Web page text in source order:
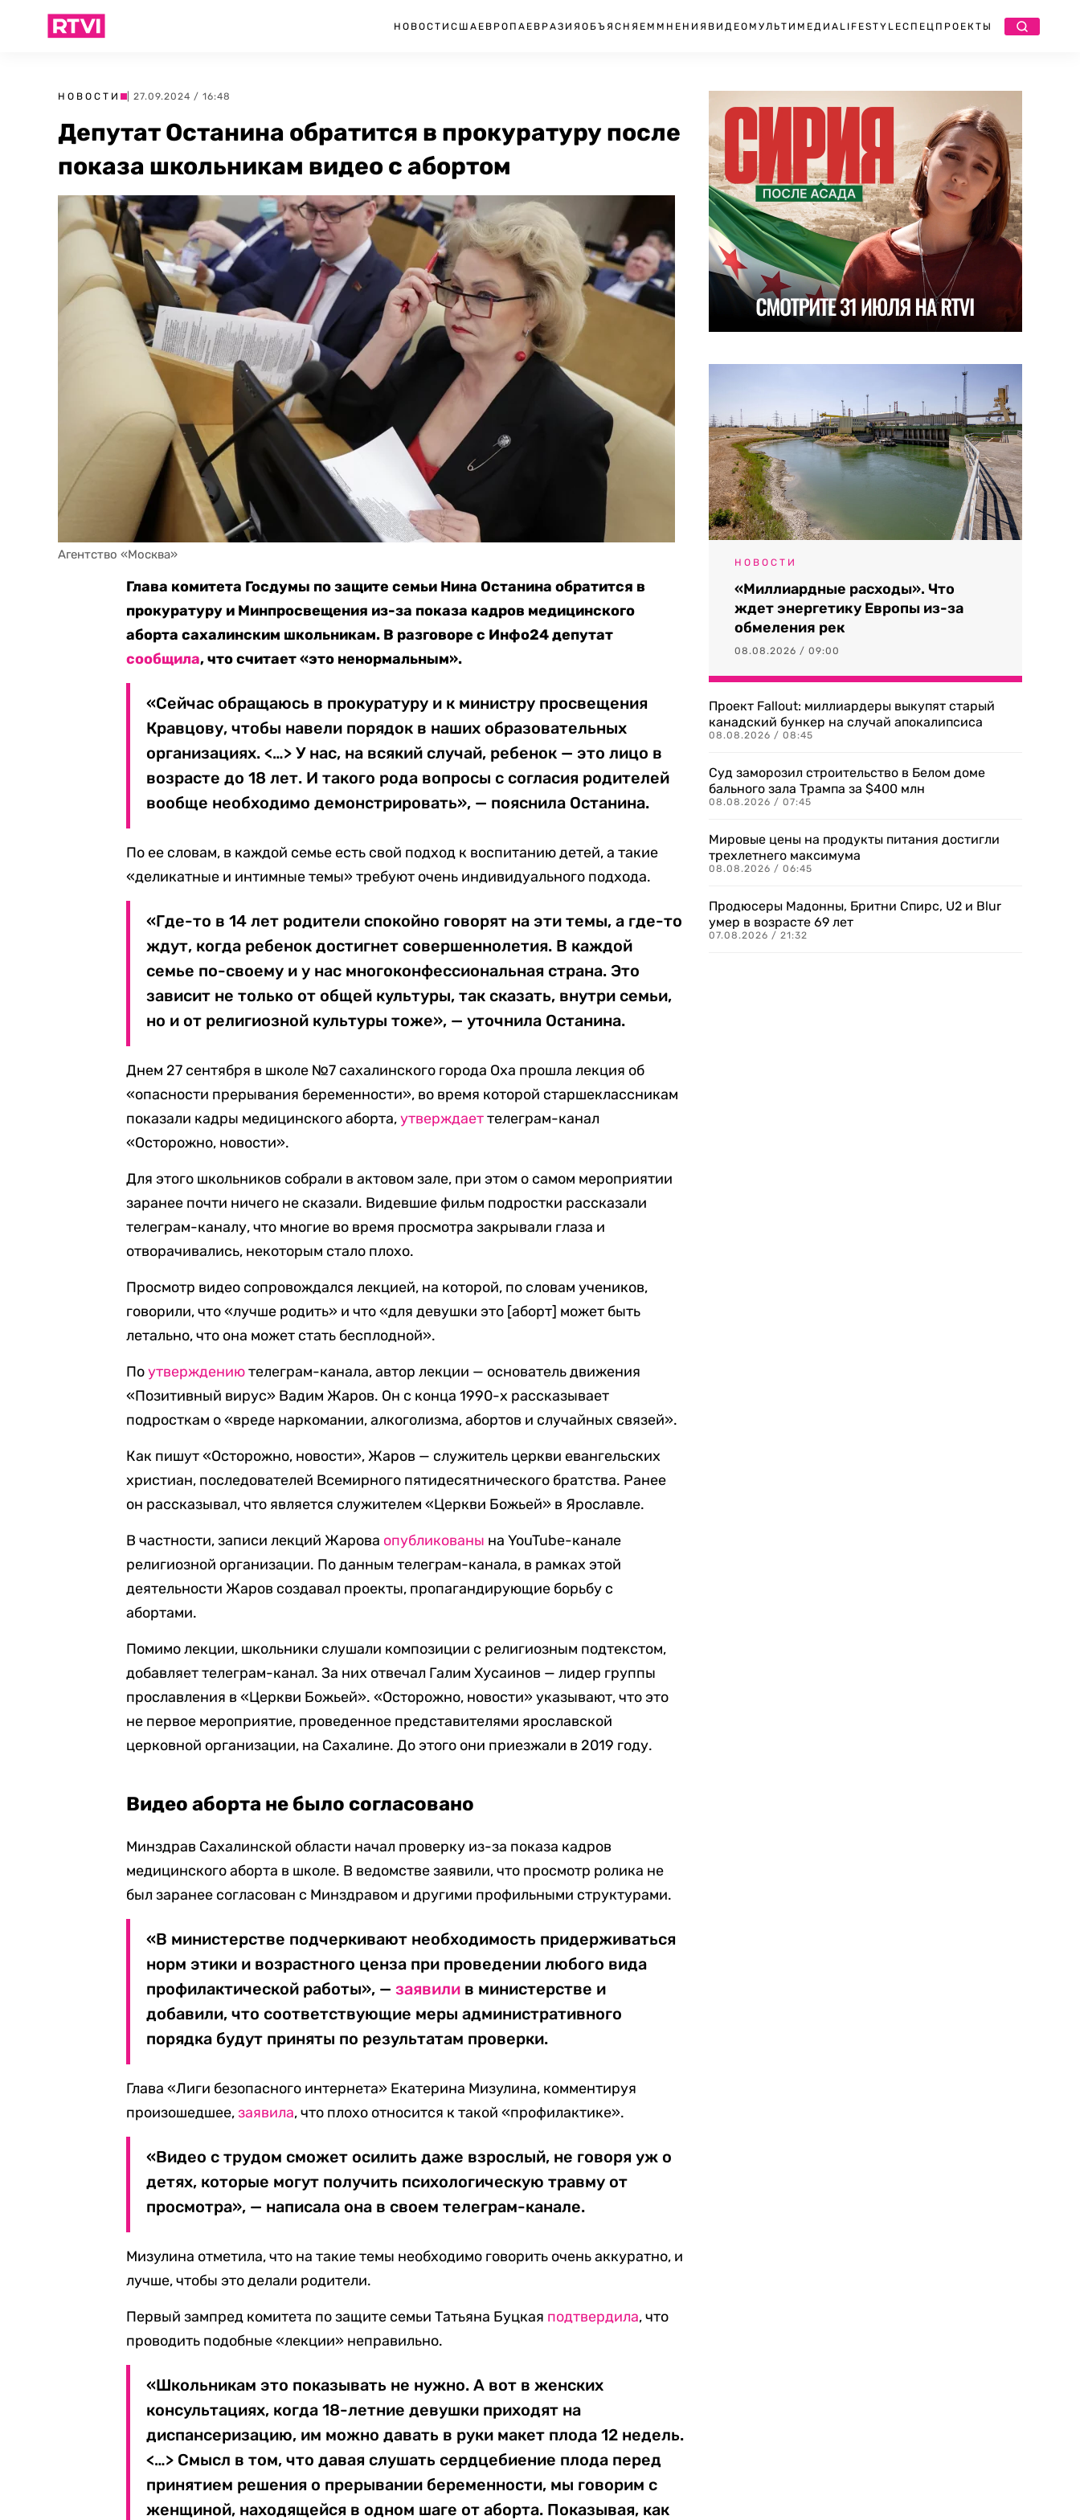
НОВОСТИ США ЕВРОПА ЕВРАЗИЯ ОБЪЯСНЯЕМ МНЕНИЯ ВИДЕО МУЛЬТИМЕДИА LIFESTYLEСПЕЦПРОЕКТЫ
НОВОСТИ | 27.09.2024 / 16:48
Депутат Останина обратится в прокуратуру после
показа школьникам видео с абортом
Агентство «Москва»
Глава комитета Госдумы по защите семьи Нина Останина обратится в
прокуратуру и Минпросвещения из-за показа кадров медицинского
аборта сахалинским школьникам. В разговоре с Инфо24 депутат
сообщила, что считает «это ненормальным».
«Сейчас обращаюсь в прокуратуру и к министру просвещения
Кравцову, чтобы навели порядок в наших образовательных
организациях. <…> У нас, на всякий случай, ребенок — это лицо в
возрасте до 18 лет. И такого рода вопросы с согласия родителей
вообще необходимо демонстрировать», — пояснила Останина.
По ее словам, в каждой семье есть свой подход к воспитанию детей, а такие
«деликатные и интимные темы» требуют очень индивидуального подхода.
«Где-то в 14 лет родители спокойно говорят на эти темы, а где-то
ждут, когда ребенок достигнет совершеннолетия. В каждой
семье по-своему и у нас многоконфессиональная страна. Это
зависит не только от общей культуры, так сказать, внутри семьи,
но и от религиозной культуры тоже», — уточнила Останина.
Днем 27 сентября в школе №7 сахалинского города Оха прошла лекция об
«опасности прерывания беременности», во время которой старшеклассникам
показали кадры медицинского аборта,утверждаеттелеграм-канал
«Осторожно, новости».
Для этого школьников собрали в актовом зале, при этом о самом мероприятии
заранее почти ничего не сказали. Видевшие фильм подростки рассказали
телеграм-каналу, что многие во время просмотра закрывали глаза и
отворачивались, некоторым стало плохо.
Просмотр видео сопровождался лекцией, на которой, по словам учеников,
говорили, что «лучше родить» и что «для девушки это [аборт] может быть
летально, что она может стать бесплодной».
Поутверждениютелеграм-канала, автор лекции — основатель движения
«Позитивный вирус» Вадим Жаров. Он с конца 1990-х рассказывает
подросткам о «вреде наркомании, алкоголизма, абортов и случайных связей».
Как пишут «Осторожно, новости», Жаров — служитель церкви евангельских
христиан, последователей Всемирного пятидесятнического братства. Ранее
он рассказывал, что является служителем «Церкви Божьей» в Ярославле.
В частности, записи лекций Жарова опубликованы на YouTube-канале
религиозной организации. По данным телеграм-канала, в рамках этой
деятельности Жаров создавал проекты, пропагандирующие борьбу с
абортами.
Помимо лекции, школьники слушали композиции с религиозным подтекстом,
добавляет телеграм-канал. За них отвечал Галим Хусаинов — лидер группы
прославления в «Церкви Божьей». «Осторожно, новости» указывают, что это
не первое мероприятие, проведенное представителями ярославской
церковной организации, на Сахалине. До этого они приезжали в 2019 году.
Видео аборта не было согласовано
Минздрав Сахалинской области начал проверку из-за показа кадров
медицинского аборта в школе. В ведомстве заявили, что просмотр ролика не
был заранее согласован с Минздравом и другими профильными структурами.
«В министерстве подчеркивают необходимость придерживаться
норм этики и возрастного ценза при проведении любого вида
профилактической работы», —заявили в министерстве и
добавили, что соответствующие меры административного
порядка будут приняты по результатам проверки.
Глава «Лиги безопасного интернета» Екатерина Мизулина, комментируя
произошедшее,заявила, что плохо относится к такой «профилактике».
«Видео с трудом сможет осилить даже взрослый, не говоря уж о
детях, которые могут получить психологическую травму от
просмотра», — написала она в своем телеграм-канале.
Мизулина отметила, что на такие темы необходимо говорить очень аккуратно, и
лучше, чтобы это делали родители.
Первый зампред комитета по защите семьи Татьяна Буцкая подтвердила, что
проводить подобные «лекции» неправильно.
«Школьникам это показывать не нужно. А вот в женских
консультациях, когда 18-летние девушки приходят на
диспансеризацию, им можно давать в руки макет плода 12 недель.
<…> Смысл в том, что давая слушать сердцебиение плода перед
принятием решения о прерывании беременности, мы говорим с
женщиной, находящейся в одном шаге от аборта. Показывая, как
НОВОСТИ
«Миллиардные расходы». Что
ждет энергетику Европы из-за
обмеления рек
08.08.2026 / 09:00
Проект Fallout: миллиардеры выкупят старый
канадский бункер на случай апокалипсиса
08.08.2026 / 08:45
Суд заморозил строительство в Белом доме
бального зала Трампа за $400 млн
08.08.2026 / 07:45
Мировые цены на продукты питания достигли
трехлетнего максимума
08.08.2026 / 06:45
Продюсеры Мадонны, Бритни Спирс, U2 и Blur
умер в возрасте 69 лет
07.08.2026 / 21:32